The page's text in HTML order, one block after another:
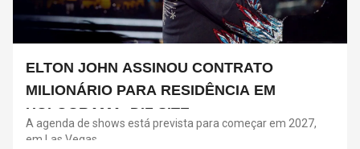
ELTON JOHN ASSINOU CONTRATO
MILIONÁRIO PARA RESIDÊNCIA EM
HOLOGRAMA, DIZ SITE
A agenda de shows está prevista para começar em 2027,
em Las Vegas